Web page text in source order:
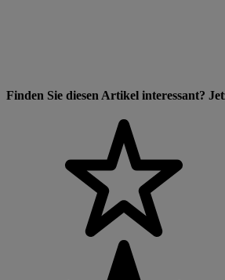
Finden Sie diesen Artikel interessant?